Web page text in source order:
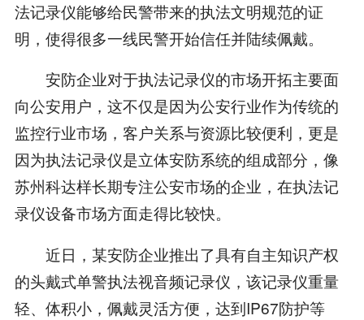
法记录仪能够给民警带来的执法文明规范的证
明，使得很多一线民警开始信任并陆续佩戴。
安防企业对于执法记录仪的市场开拓主要面
向公安用户，这不仅是因为公安行业作为传统的
监控行业市场，客户关系与资源比较便利，更是
因为执法记录仪是立体安防系统的组成部分，像
苏州科达样长期专注公安市场的企业，在执法记
录仪设备市场方面走得比较快。
近日，某安防企业推出了具有自主知识产权
的头戴式单警执法视音频记录仪，该记录仪重量
轻、体积小，佩戴灵活方便，达到IP67防护等